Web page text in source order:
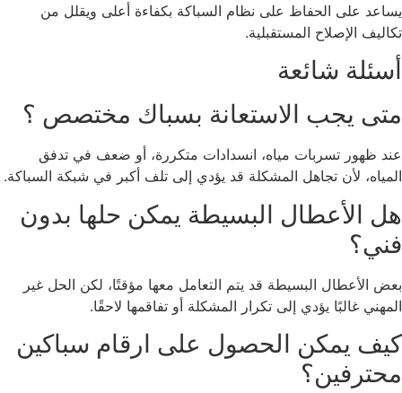
على الحفاظ على نظام السباكة بكفاءة أعلى ويقلل من
الإصلاح المستقبلية.
شائعة
يجب الاستعانة بسباك مختصص ؟
ظهور تسربات مياه، انسدادات متكررة، أو ضعف في تدفق
لأن تجاهل المشكلة قد يؤدي إلى تلف أكبر في شبكة السباكة.
الأعطال البسيطة يمكن حلها بدون
الأعطال البسيطة قد يتم التعامل معها مؤقتًا، لكن الحل غير
غالبًا يؤدي إلى تكرار المشكلة أو تفاقمها لاحقًا.
يمكن الحصول على ارقام سباكين